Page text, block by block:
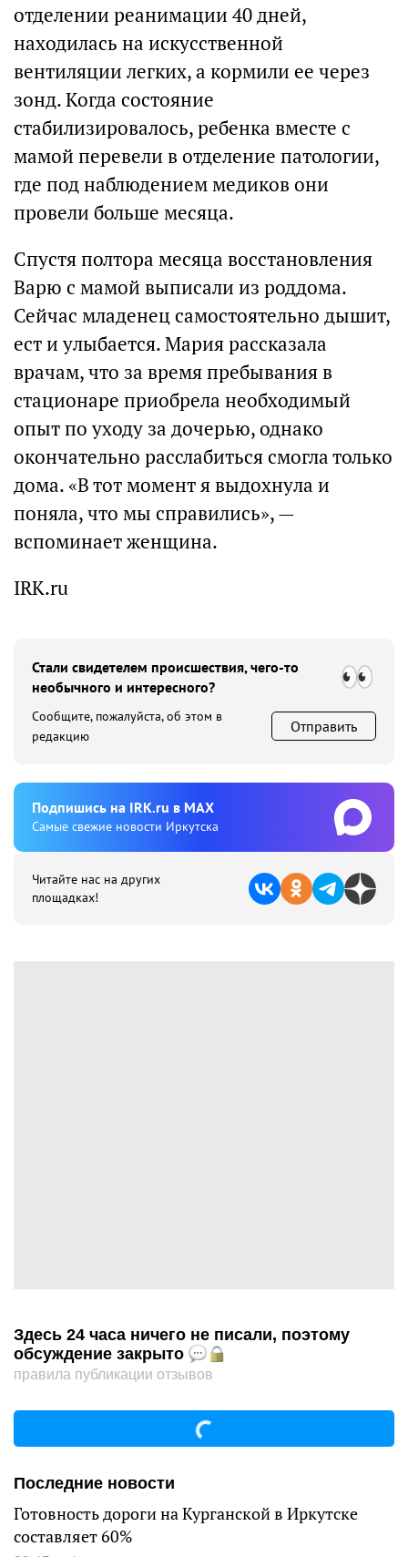
отделении реанимации 40 дней,
находилась на искусственной
вентиляции легких, а кормили ее через
зонд. Когда состояние
стабилизировалось, ребенка вместе с
мамой перевели в отделение патологии,
где под наблюдением медиков они
провели больше месяца.
Спустя полтора месяца восстановления
Варю с мамой выписали из роддома.
Сейчас младенец самостоятельно дышит,
ест и улыбается. Мария рассказала
врачам, что за время пребывания в
стационаре приобрела необходимый
опыт по уходу за дочерью, однако
окончательно расслабиться смогла только
дома. «В тот момент я выдохнула и
поняла, что мы справились», —
вспоминает женщина.
IRK.ru
Стали свидетелем происшествия, чего-то
необычного и интересного?
Сообщите, пожалуйста, об этом в
редакцию
Отправить
Подпишиcь на IRK.ru в MAX
Cамые свежие новости Иркутска
Читайте нас на других
площадках!
Здесь 24 часа ничего не писали, поэтому
обсуждение закрыто
правила публикации отзывов
Последние новости
Готовность дороги на Курганской в Иркутске
составляет 60%